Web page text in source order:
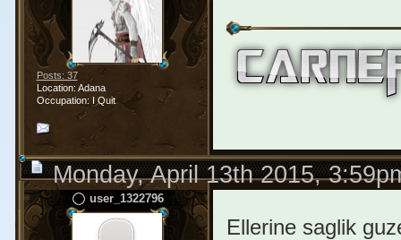
Posts: 37
Location: Adana
Occupation: I Quit
Monday, April 13th 2015,
user_1322796
Ellerine saglik